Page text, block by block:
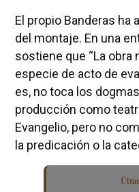
El propio Banderas ha
del montaje. En una
sostiene que “La obra
especie de acto de
es, no toca los
producción como
Evangelio, pero no
la predicación o la